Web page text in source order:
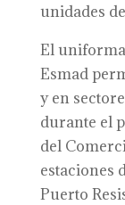
unidades
El
Esmad
y en
durante el
del
estaciones
Puerto